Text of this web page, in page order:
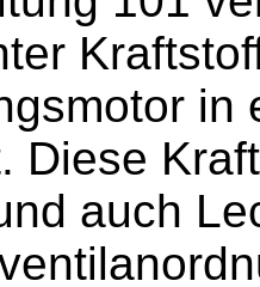
in
Diese
auch